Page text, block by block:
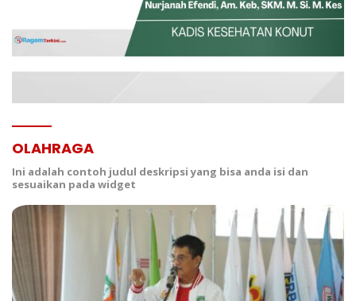
OLAHRAGA
Ini adalah contoh judul deskripsi yang bisa anda isi dan
sesuaikan pada widget